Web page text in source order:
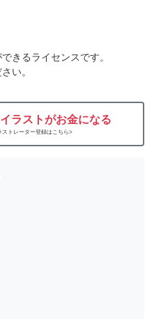
きるライセンスです。
い。
ラストがお金になる
ストレーター登録はこちら>